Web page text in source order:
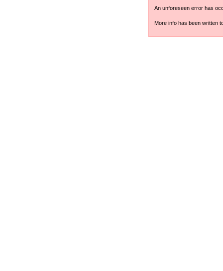
An unforeseen error has
More info has been written